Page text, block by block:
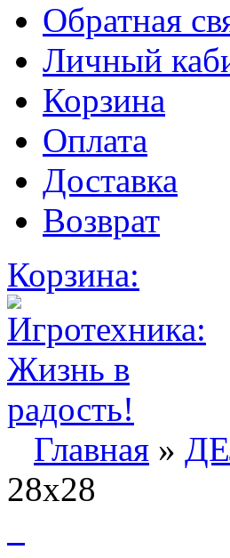
Обратная
Личный
Корзина
Оплата
Доставка
Возврат
Корзина:
Главная »
28х28